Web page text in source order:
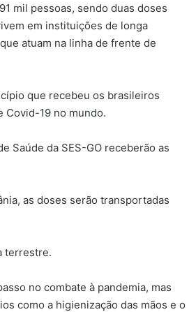
mil pessoas, sendo duas doses
em instituições de longa
atuam na linha de frente de
que recebeu os brasileiros
Covid-19 no mundo.
Saúde da SES-GO receberão as
as doses serão transportadas
terrestre.
no combate à pandemia, mas
como a higienização das mãos e o